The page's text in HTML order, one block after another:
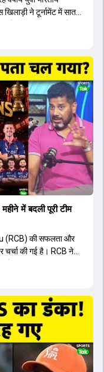
ने टूर्नामेंट में सात
का खिताब अपने नाम
के वर्तमान कप्तान और
खिलाड़ी के प्रदर्शन पर
साबित कर दिया है जो
वहीं, इंग्लैंड के पूर्व कप्तान
की सबसे बड़ी बात इस
में भारी भीड़ उमड़ती
में होने वाली
लिया गया है।
में बदली पूरी टीम
(RCB) की सफलता और
चर्चा की गई है। RCB ने
बटन दबाया। टीम
और एनालिस्ट
और Rasikh Salam
शानदार प्रदर्शन
देखा गया, जहां वह
आते हैं। कप्तान Rajat
रहा है। एनालिस्ट से लेकर
पर कोई कंफ्यूजन नहीं